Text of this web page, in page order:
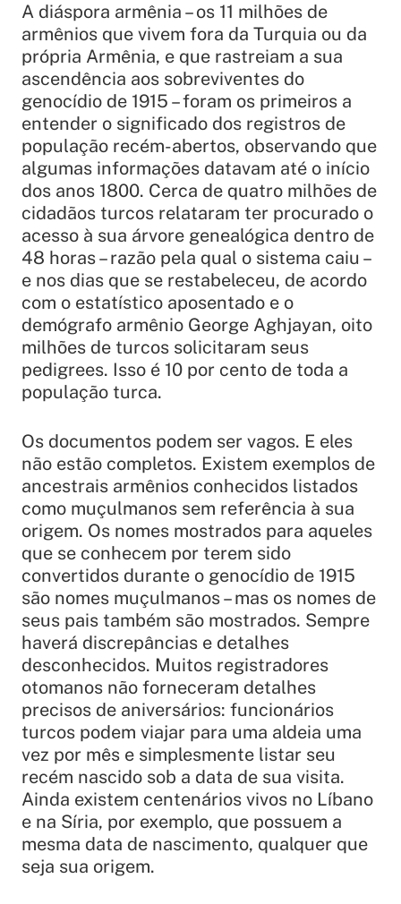
A diáspora armênia – os 11 milhões de
armênios que vivem fora da Turquia ou da
própria Armênia, e que rastreiam a sua
ascendência aos sobreviventes do
genocídio de 1915 – foram os primeiros a
entender o significado dos registros de
população recém-abertos, observando que
algumas informações datavam até o início
dos anos 1800. Cerca de quatro milhões de
cidadãos turcos relataram ter procurado o
acesso à sua árvore genealógica dentro de
48 horas – razão pela qual o sistema caiu –
e nos dias que se restabeleceu, de acordo
com o estatístico aposentado e o
demógrafo armênio George Aghjayan, oito
milhões de turcos solicitaram seus
pedigrees. Isso é 10 por cento de toda a
população turca.
Os documentos podem ser vagos. E eles
não estão completos. Existem exemplos de
ancestrais armênios conhecidos listados
como muçulmanos sem referência à sua
origem. Os nomes mostrados para aqueles
que se conhecem por terem sido
convertidos durante o genocídio de 1915
são nomes muçulmanos – mas os nomes de
seus pais também são mostrados. Sempre
haverá discrepâncias e detalhes
desconhecidos. Muitos registradores
otomanos não forneceram detalhes
precisos de aniversários: funcionários
turcos podem viajar para uma aldeia uma
vez por mês e simplesmente listar seu
recém nascido sob a data de sua visita.
Ainda existem centenários vivos no Líbano
e na Síria, por exemplo, que possuem a
mesma data de nascimento, qualquer que
seja sua origem.